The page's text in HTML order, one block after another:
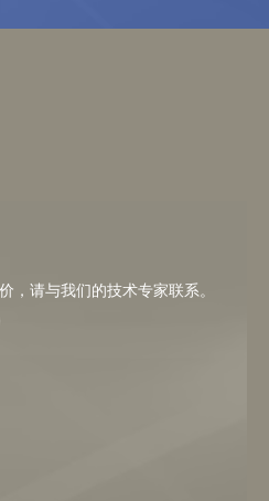
，请与我们的技术专家联系。